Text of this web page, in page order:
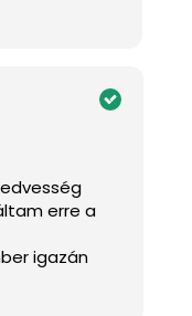
erre a
igazán
adott.A
és szép